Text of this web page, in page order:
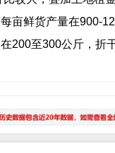
亩鲜货产量在900-
200至300公斤，折